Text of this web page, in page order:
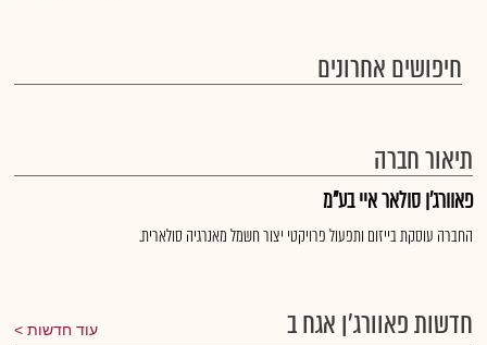
חיפושים אחרונים
תיאור חברה
פאוורג'ן סולאר איי בע"מ
החברה עוסקת בייזום ותפעול פרויקטי יצור חשמל מאנרגיה סולארית.
חדשות פאוורג'ן אגח ב עוד חדשות